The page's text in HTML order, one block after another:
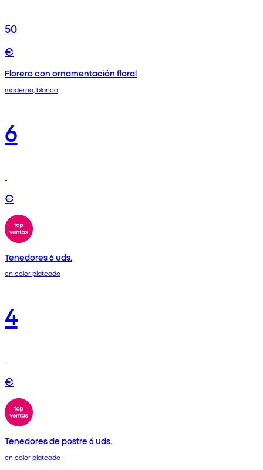
50
€
Florero con ornamentación floral
moderno, blanco
6
€
Tenedores 6 uds.
en color plateado
4
€
Tenedores de postre 6 uds.
en color plateado